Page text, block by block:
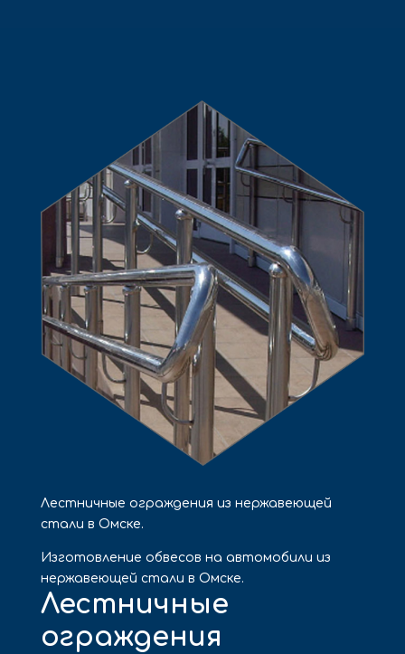
Лестничные ограждения из нержавеющей
стали в Омске.
Изготовление обвесов на автомобили из
нержавеющей стали в Омске.
Лестничные
ограждения